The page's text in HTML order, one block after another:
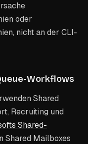
oder
nicht an der CLI-
Workflows
Shared
Recruiting und
Shared-
Shared Mailboxes